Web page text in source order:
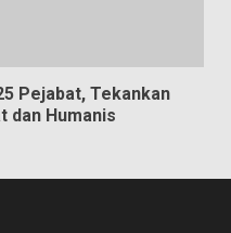
Pejabat, Tekankan
dan Humanis